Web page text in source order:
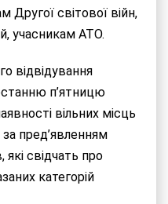
Другої світової війн,
учасникам АТO.
відвідування
п’ятницю
вільних місць
пред’явленням
які свідчать про
категорій